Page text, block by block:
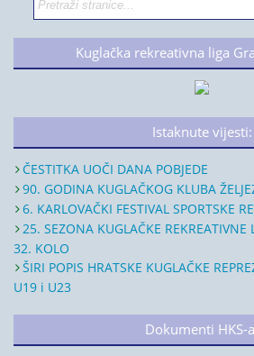
Kuglačka rekreativna liga
Istaknute vijesti:
ČESTITKA UOČI DANA POBJEDE
90. GODINA KUGLAČKOG KLUBA
6. KARLOVAČKI FESTIVAL SPORTSKE
25. SEZONA KUGLAČKE REKREATIVNE
32. KOLO
ŠIRI POPIS HRATSKE KUGLAČKE
U19 i U23
Dokumenti HKS-